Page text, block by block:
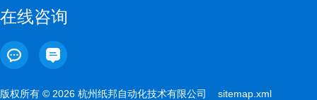
在线咨询
版权所有 © 2026 杭州纸邦自动化技术有限公司 sitemap.xml